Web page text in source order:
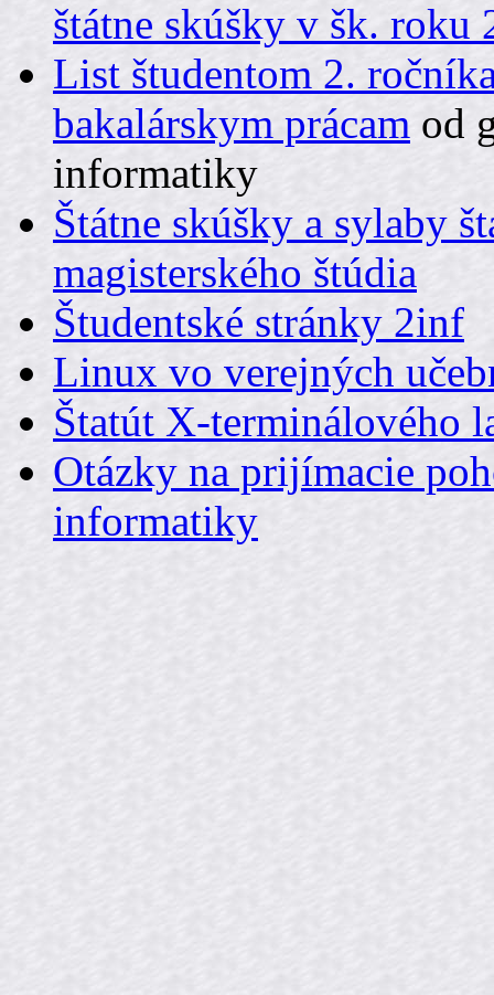
štátne skúšky v šk. roku
List študentom 2.
bakalárskym prácam od
informatiky
Štátne skúšky a sylaby
magisterského štúdia
Študentské stránky 2inf
Linux vo verejných
Štatút X-terminálového
Otázky na prijímacie
informatiky